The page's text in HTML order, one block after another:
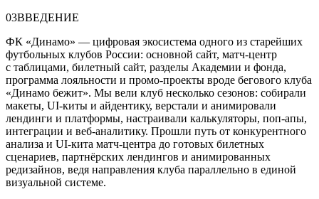
03ВВЕДЕНИЕ
ФК «Динамо» — цифровая экосистема одного из старейших
футбольных клубов России: основной сайт, матч-центр
с таблицами, билетный сайт, разделы Академии и фонда,
программа лояльности и промо-проекты вроде бегового клуба
«Динамо бежит». Мы вели клуб несколько сезонов: собирали
макеты, UI-киты и айдентику, верстали и анимировали
лендинги и платформы, настраивали калькуляторы, поп-апы,
интеграции и веб-аналитику. Прошли путь от конкурентного
анализа и UI-кита матч-центра до готовых билетных
сценариев, партнёрских лендингов и анимированных
редизайнов, ведя направления клуба параллельно в единой
визуальной системе.